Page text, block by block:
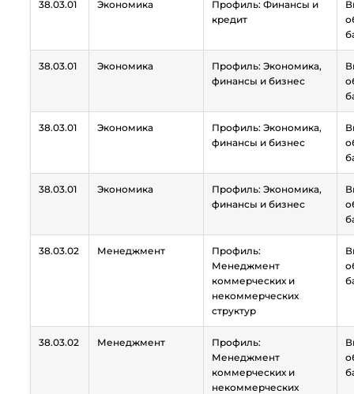
38.03.01 Экономика
Профиль: Финансы и
кредит
38.03.01 Экономика
Профиль: Экономика,
финансы и бизнес
38.03.01 Экономика
Профиль: Экономика,
финансы и бизнес
38.03.01 Экономика
Профиль: Экономика,
финансы и бизнес
38.03.02 Менеджмент
Профиль:
Менеджмент
коммерческих и
некоммерческих
структур
38.03.02 Менеджмент
Профиль:
Менеджмент
коммерческих и
некоммерческих